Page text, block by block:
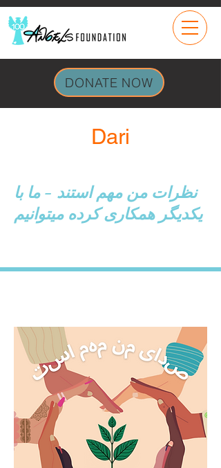
DONATE NOW
Dari
نظرات من مهم استند - ما با
یکدیگر همکاری کرده میتوانیم